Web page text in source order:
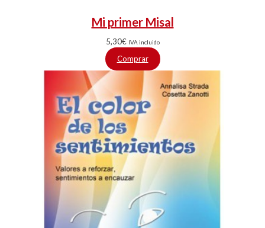
Mi primer Misal
5,30€ IVA incluido
Comprar